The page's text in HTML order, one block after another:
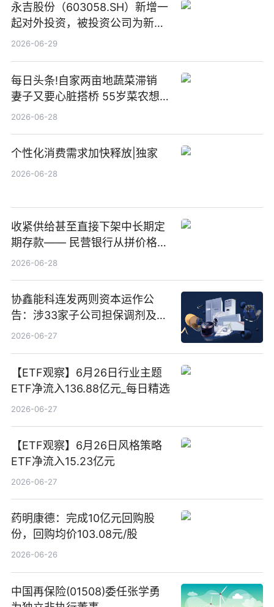
永吉股份（603058.SH）新增一
起对外投资，被投资公司为新绘
纪（重庆）科技有限公司
2026-06-29
每日头条!自家两亩地蔬菜滞销
妻子又要心脏搭桥 55岁菜农想
多卖点菜筹治病钱
2026-06-28
个性化消费需求加快释放|独家
2026-06-28
收紧供给甚至直接下架中长期定
期存款—— 民营银行从拼价格转
向拼服务
2026-06-28
协鑫能科连发两则资本运作公
告：涉33家子公司担保调剂及10
亿元产业基金设立
2026-06-27
【ETF观察】6月26日行业主题
ETF净流入136.88亿元_每日精选
2026-06-27
【ETF观察】6月26日风格策略
ETF净流入15.23亿元
2026-06-27
药明康德：完成10亿元回购股
份，回购均价103.08元/股
2026-06-26
中国再保险(01508)委任张学勇